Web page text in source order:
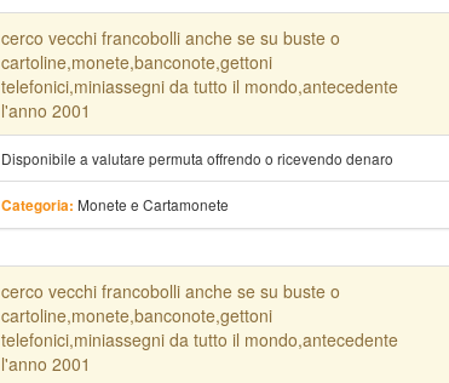
cerco vecchi francobolli anche se su buste o
cartoline,monete,banconote,gettoni
telefonici,miniassegni da tutto il mondo,antecedente
l'anno 2001
Disponibile a valutare permuta offrendo o ricevendo denaro
Categoria: Monete e Cartamonete
cerco vecchi francobolli anche se su buste o
cartoline,monete,banconote,gettoni
telefonici,miniassegni da tutto il mondo,antecedente
l'anno 2001